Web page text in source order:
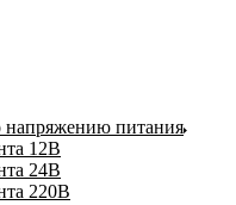
напряжению питания
12В
24В
220В